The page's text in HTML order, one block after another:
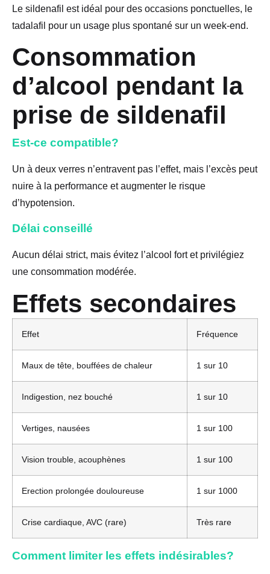
Le sildenafil est idéal pour des occasions ponctuelles, le
tadalafil pour un usage plus spontané sur un week-end.
Consommation
d’alcool pendant la
prise de sildenafil
Est-ce compatible?
Un à deux verres n’entravent pas l’effet, mais l’excès peut
nuire à la performance et augmenter le risque
d’hypotension.
Délai conseillé
Aucun délai strict, mais évitez l’alcool fort et privilégiez
une consommation modérée.
Effets secondaires
Effet Fréquence
Maux de tête, bouffées de chaleur 1 sur 10
Indigestion, nez bouché 1 sur 10
Vertiges, nausées 1 sur 100
Vision trouble, acouphènes 1 sur 100
Erection prolongée douloureuse 1 sur 1000
Crise cardiaque, AVC (rare) Très rare
Comment limiter les effets indésirables?